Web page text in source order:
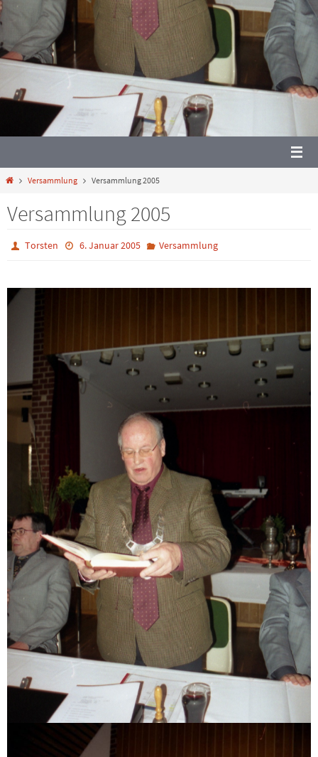
StartVersammlung Versammlung 2005
Versammlung 2005
Torsten 6. Januar 2005 Versammlung